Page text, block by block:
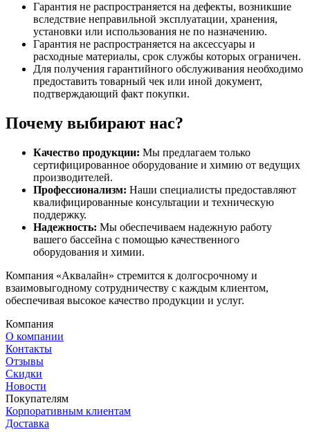
Гарантия не распространяется на дефекты, возникшие
вследствие неправильной эксплуатации, хранения,
установки или использования не по назначению.
Гарантия не распространяется на аксессуары и
расходные материалы, срок службы которых ограничен.
Для получения гарантийного обслуживания необходимо
предоставить товарный чек или иной документ,
подтверждающий факт покупки.
Почему выбирают нас?
Качество продукции: Мы предлагаем только
сертифицированное оборудование и химию от ведущих
производителей.
Профессионализм: Наши специалисты предоставляют
квалифицированные консультации и техническую
поддержку.
Надежность: Мы обеспечиваем надежную работу
вашего бассейна с помощью качественного
оборудования и химии.
Компания «Аквалайн» стремится к долгосрочному и
взаимовыгодному сотрудничеству с каждым клиентом,
обеспечивая высокое качество продукции и услуг.
Компания
О компании
Контакты
Отзывы
Скидки
Новости
Покупателям
Корпоративным клиентам
Доставка